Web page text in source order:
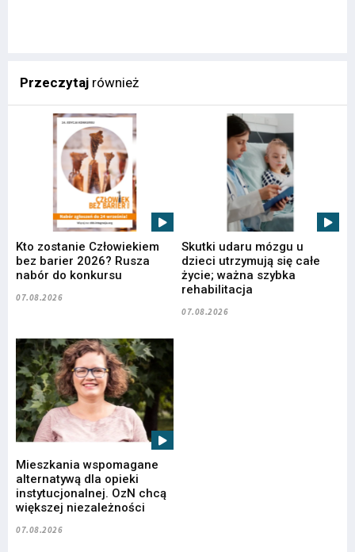
Przeczytaj również
Kto zostanie Człowiekiem
bez barier 2026? Rusza
nabór do konkursu
07.08.2026
Skutki udaru mózgu u
dzieci utrzymują się całe
życie; ważna szybka
rehabilitacja
07.08.2026
Mieszkania wspomagane
alternatywą dla opieki
instytucjonalnej. OzN chcą
większej niezależności
07.08.2026